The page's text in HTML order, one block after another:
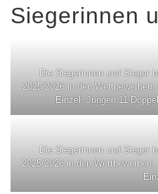
Siegerinnen
Die Siegerinnen und Sieger
2025/2026 in den
Einzel, Jungen 11
Die Siegerinnen und Sieger
2025/2026 in den